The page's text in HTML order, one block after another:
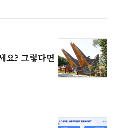
요? 그렇다면